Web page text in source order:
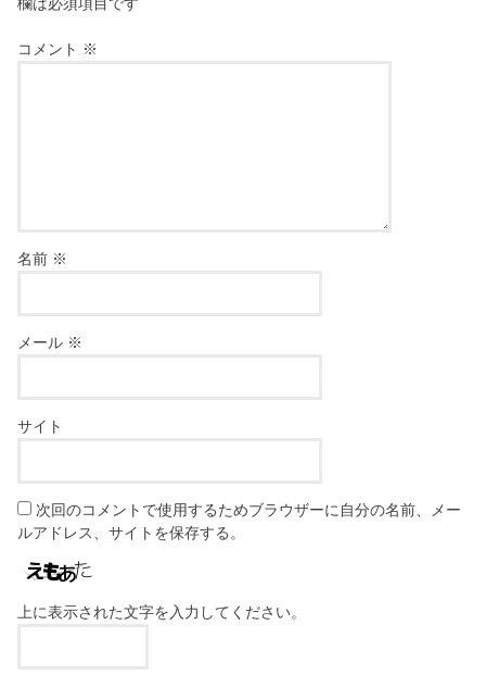
コメント ※
名前 ※
メール ※
サイト
次回のコメントで使用するためブラウザーに自分の名前、メー
ルアドレス、サイトを保存する。
上に表示された文字を入力してください。